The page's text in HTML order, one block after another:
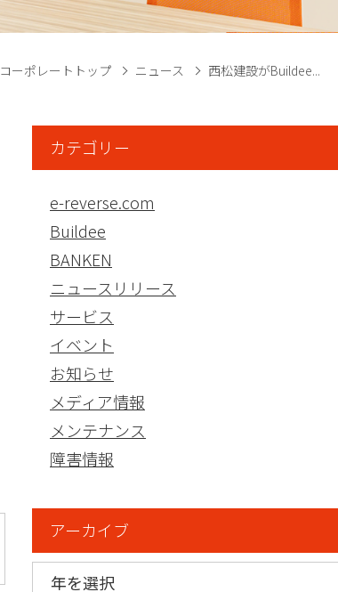
コーポレートトップ ニュース 西松建設がBuildee...
カテゴリー
e-reverse.com
Buildee
BANKEN
ニュースリリース
サービス
イベント
お知らせ
メディア情報
メンテナンス
障害情報
アーカイブ